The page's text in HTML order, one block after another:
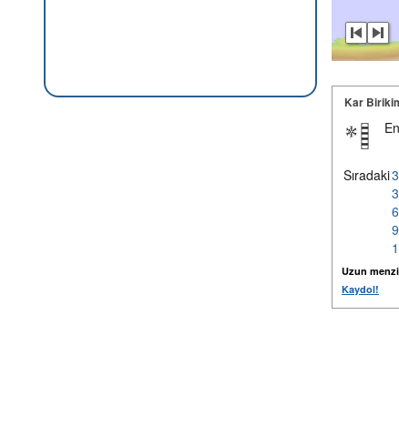
Kar
Sıradaki
Uzun
Kaydol!